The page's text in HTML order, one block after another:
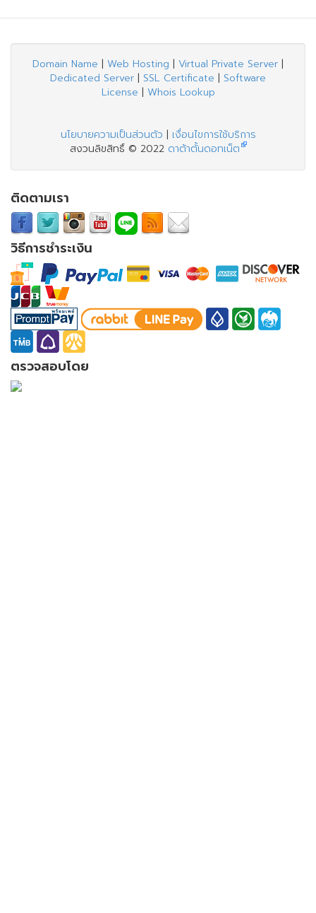
Domain Name | Web Hosting | Virtual Private Server |
Dedicated Server | SSL Certificate | Software
License | Whois Lookup
นโยบายความเป็นส่วนตัว | เงื่อนไขการใช้บริการ
สงวนลิขสิทธิ์ © 2022 ดาต้าตั้นดอทเน็ต
ติดตามเรา
วิธีการชำระเงิน
ตรวจสอบโดย